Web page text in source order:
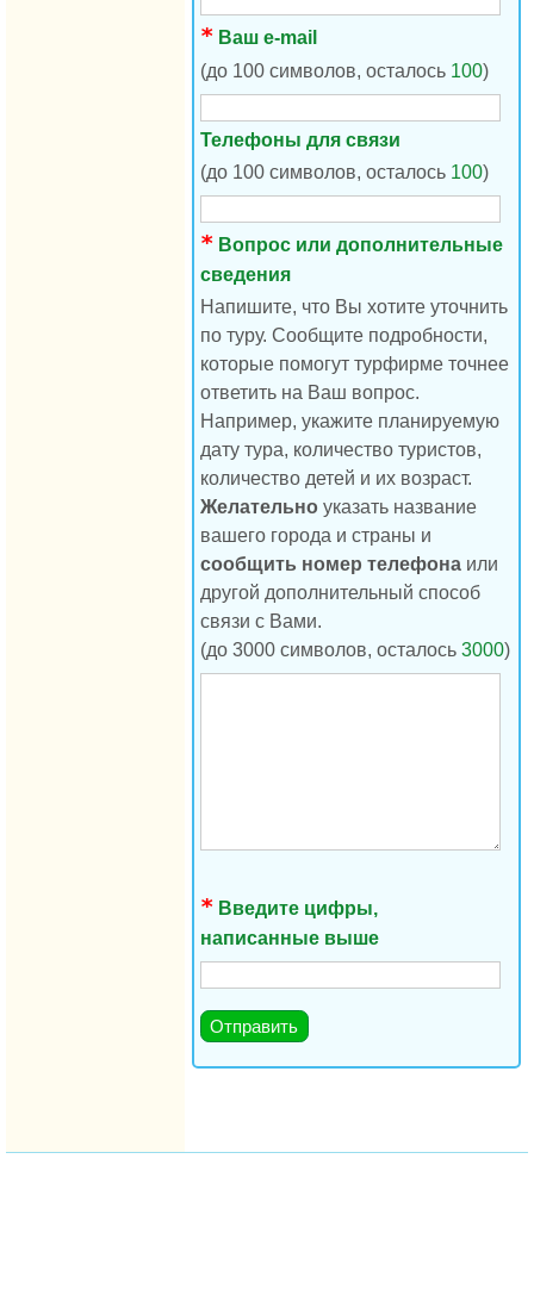
Ваш e-mail
(до 100 символов, осталось 100)
Телефоны для связи
(до 100 символов, осталось 100)
Вопрос или дополнительные
сведения
Напишите, что Вы хотите уточнить
по туру. Сообщите подробности,
которые помогут турфирме точнее
ответить на Ваш вопрос.
Например, укажите планируемую
дату тура, количество туристов,
количество детей и их возраст.
Желательно указать название
вашего города и страны и
сообщить номер телефона или
другой дополнительный способ
связи с Вами.
(до 3000 символов, осталось 3000)
Введите цифры,
написанные выше